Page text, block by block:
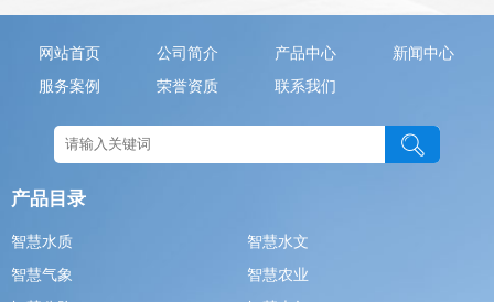
网站首页 公司简介 产品中心
新闻中心
服务案例
荣誉资质 联系我们
产品目录
智慧水质
智慧水文
智慧气象
智慧农业